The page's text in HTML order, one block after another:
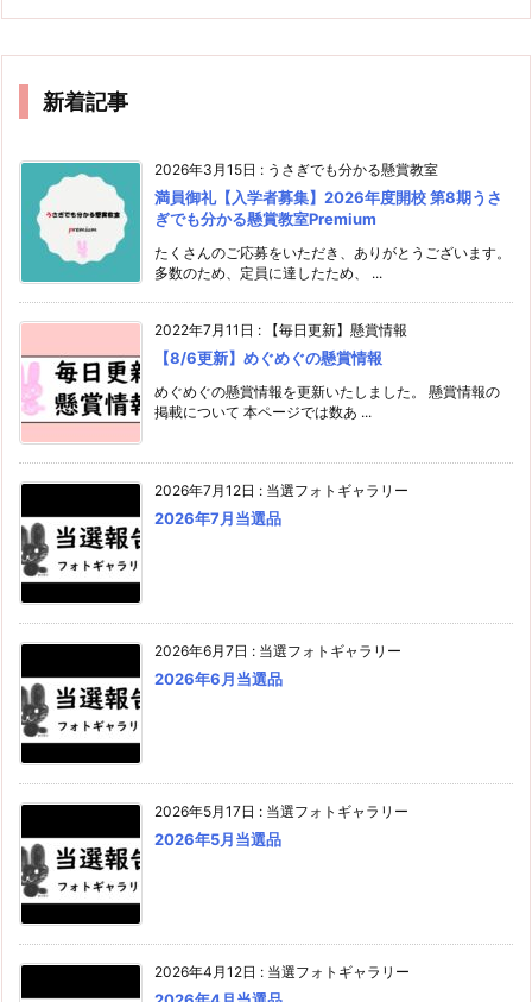
新着記事
2026年3月15日 : うさぎでも分かる懸賞教室
満員御礼【入学者募集】2026年度開校 第8期うさ
ぎでも分かる懸賞教室Premium
たくさんのご応募をいただき、ありがとうございます。
多数のため、定員に達したため、 ...
2022年7月11日 : 【毎日更新】懸賞情報
【8/6更新】めぐめぐの懸賞情報
めぐめぐの懸賞情報を更新いたしました。 懸賞情報の
掲載について 本ページでは数あ ...
2026年7月12日 : 当選フォトギャラリー
2026年7月当選品
2026年6月7日 : 当選フォトギャラリー
2026年6月当選品
2026年5月17日 : 当選フォトギャラリー
2026年5月当選品
2026年4月12日 : 当選フォトギャラリー